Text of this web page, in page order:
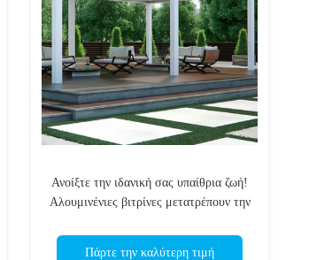
Ανοίξτε την ιδανική σας υπαίθρια ζωή!
Αλουμινένιες βιτρίνες μετατρέπουν την
Πάρτε την καλύτερη τιμή